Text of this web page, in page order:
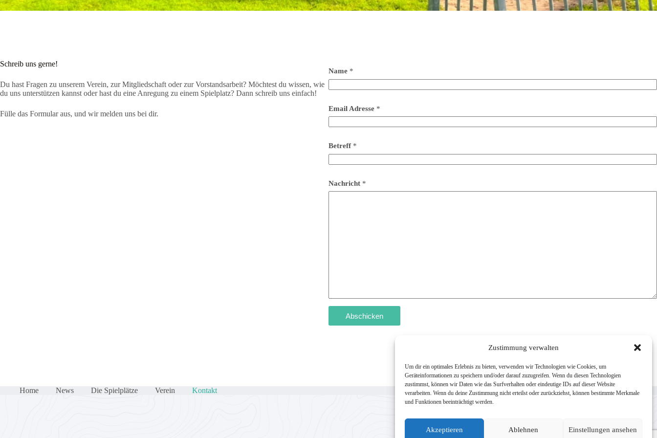
Zustimmung verwalten
Um dir ein optimales Erlebnis zu bieten, verwenden wir Technologien wie Cookies, um
Geräteinformationen zu speichern und/oder darauf zuzugreifen. Wenn du diesen Technologien
zustimmst, können wir Daten wie das Surfverhalten oder eindeutige IDs auf dieser Website
verarbeiten. Wenn du deine Zustimmung nicht erteilst oder zurückziehst, können bestimmte Merkmale
und Funktionen beeinträchtigt werden.
Akzeptieren Ablehnen Einstellungen ansehen
Schreib uns gerne!
Du hast Fragen zu unserem Verein, zur Mitgliedschaft oder zur Vorstandsarbeit? Möchtest du wissen, wie
du uns unterstützen kannst oder hast du eine Anregung zu einem Spielplatz? Dann schreib uns einfach!
Fülle das Formular aus, und wir melden uns bei dir.
Name *
Email Adresse *
Betreff *
Nachricht *
Abschicken
Home News Die Spielplätze Verein
Kontakt
Wichtige Links